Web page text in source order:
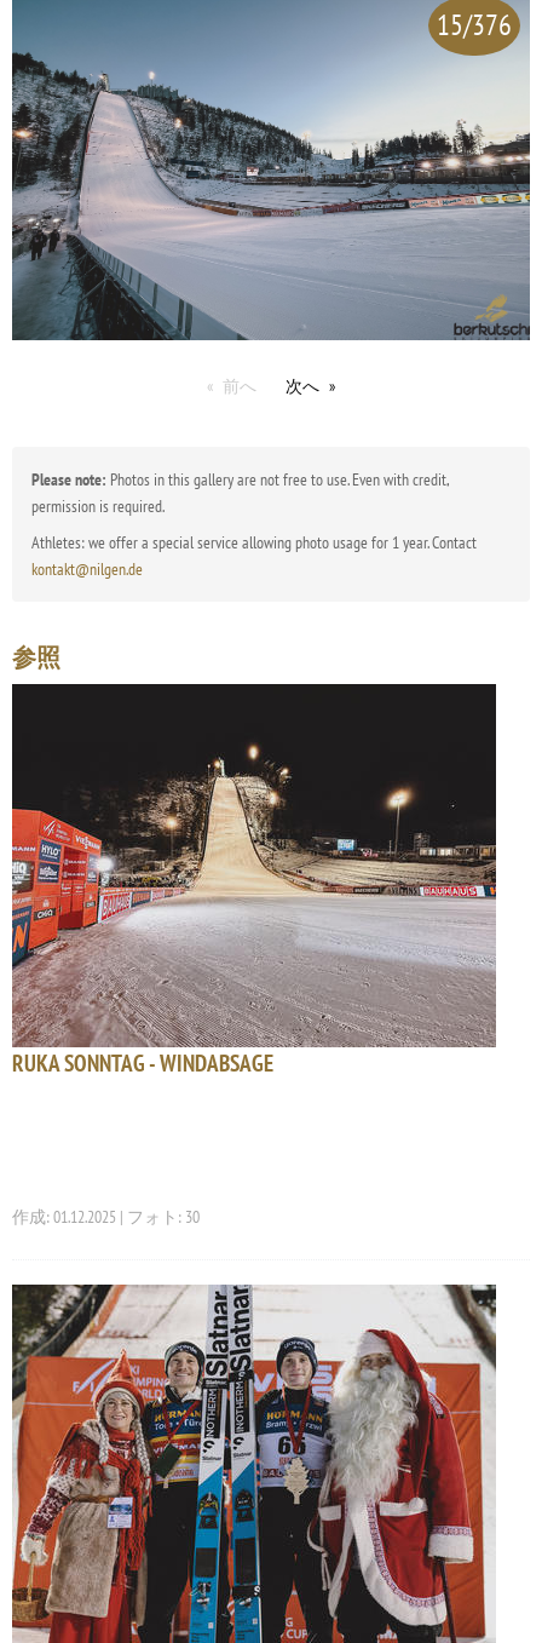
15/376
前へ 次へ
Please note: Photos in this gallery are not free to use. Even with credit,
permission is required.
Athletes: we offer a special service allowing photo usage for 1 year. Contact
kontakt@nilgen.de
参照
RUKA SONNTAG - WINDABSAGE
作成: 01.12.2025 | フォト: 30